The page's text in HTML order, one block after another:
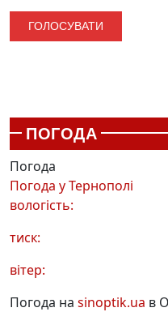
ПОГОДА
Погода
Погода уТернополі
вологість:
тиск:
вітер:
Погода на sinoptik.ua в